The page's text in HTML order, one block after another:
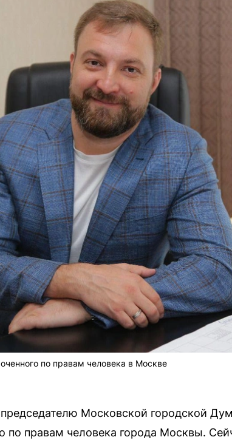
по правам человека в Москве
Московской городской
по правам человека города Москвы.